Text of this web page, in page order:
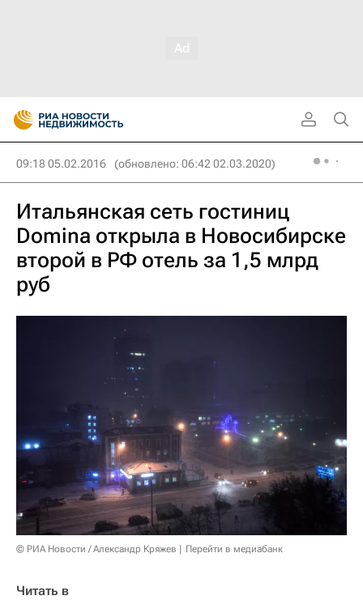
09:18 05.02.2016 (обновлено: 06:42 02.03.2020)
Итальянская сеть гостиниц
Domina открыла в Новосибирске
второй в РФ отель за 1,5 млрд
руб
© РИА Новости / Александр Кряжев Перейти в медиабанк
Читать в